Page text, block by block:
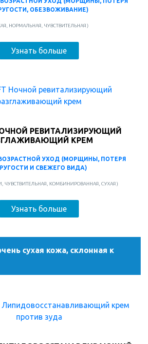
ОБЕЗВОЖИВАНИЕ)
НОРМАЛЬНАЯ, ЧУВСТВИТЕЛЬНАЯ )
Узнать больше
РЕВИТАЛИЗИРУЮЩИЙ
КРЕМ
УХОД (МОРЩИНЫ, ПОТЕРЯ
И СВЕЖЕГО ВИДА)
ЧУВСТВИТЕЛЬНАЯ, КОМБИНИРОВАННАЯ, СУХАЯ )
Узнать больше
сухая кожа, склонная к